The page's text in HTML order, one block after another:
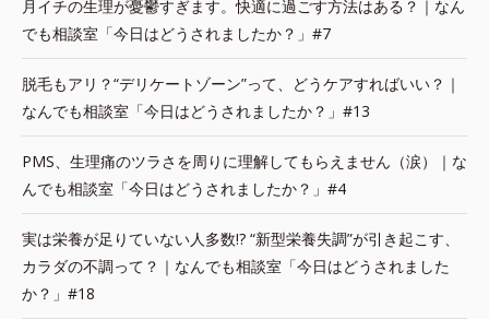
月イチの生理が憂鬱すぎます。快適に過ごす方法はある？｜なん
でも相談室「今日はどうされましたか？」#7
脱毛もアリ？“デリケートゾーン”って、どうケアすればいい？｜
なんでも相談室「今日はどうされましたか？」#13
PMS、生理痛のツラさを周りに理解してもらえません（涙）｜な
んでも相談室「今日はどうされましたか？」#4
実は栄養が足りていない人多数!? “新型栄養失調”が引き起こす、
カラダの不調って？｜なんでも相談室「今日はどうされました
か？」#18